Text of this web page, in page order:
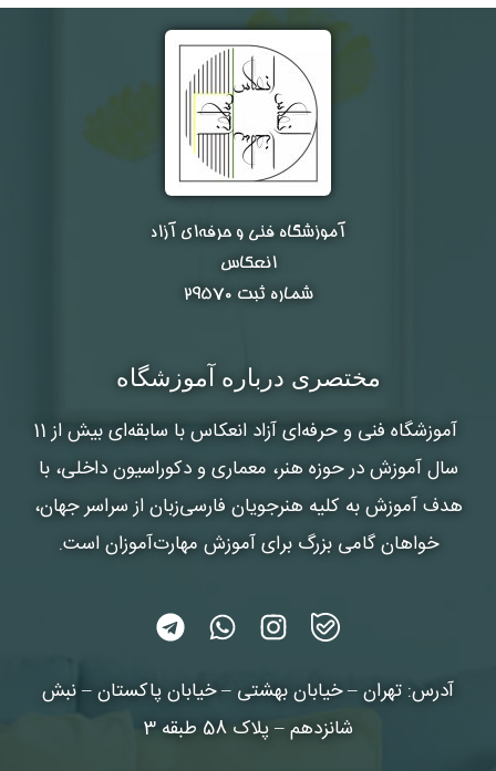
آموزشگاه فنی و حرفه‌ای آزاد
انعکاس
شماره ثبت ۲۹۵۷۰
مختصری درباره آموزشگاه
آموزشگاه فنی و حرفه‌ای آزاد انعکاس
با سابقه‌ای بیش از 11
سال آموزش در حوزه هنر، معماری و دکوراسیون داخلی، با
هدف آموزش به کلیه هنرجویان فارسی‌زبان از سراسر جهان،
خواهان گامی بزرگ برای آموزش مهارت‌آموزان است.
آدرس: تهران – خیابان بهشتی – خیابان پاکستان – نبش
شانزدهم – پلاک 58 طبقه 3